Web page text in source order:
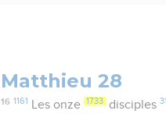
Matthieu 28
16 1161 Les onze 1733 disciples